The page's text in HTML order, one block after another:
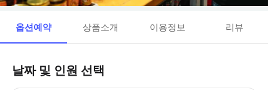
옵션예약 상품소개 이용정보 리뷰
날짜 및 인원 선택